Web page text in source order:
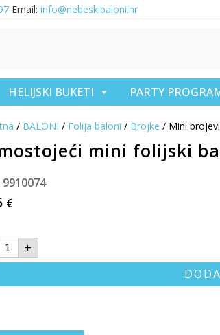
Email: info@nebeskibaloni.hr
HELIJSKI BUKETI PARTY
/ BALONI / Folija baloni / Brojke / Mini
mini folijski
9910074
€
+